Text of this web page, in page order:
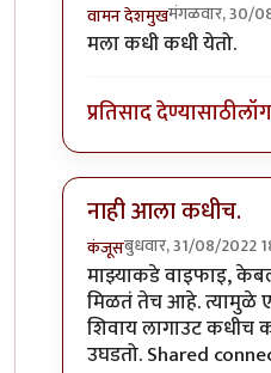
वामन देशमुखमंगळवार, 30/
In reply toहल्ली
मला कधी कधी येतो.
प्रतिसाद देण्यासाठी
नाही आला कधीच.
कंजूसबुधवार, 31/08/2022
In reply toहल्ली
माझ्याकडे वाइफाइ,
मिळतं तेच आहे. त्यामुळे
शिवाय लागाउट कधीच
उघडतो. Shared